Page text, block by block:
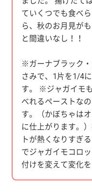
ていくつでも食べ
ら、秋のお月見が
と間違いなし！！
※ガーナブラック
さみで、1片を1/4
す。 ※ジャガイモ
べれるペーストな
す。（かぼちゃは
に仕上がります。
トが熱くなりすぎ
でジャガイモコロ
付けを変えて変化